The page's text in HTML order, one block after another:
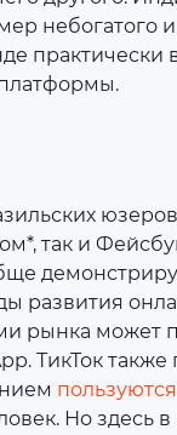
небогатого
практически
так и
развития
рынка может
ТикТок
пользуются
Но здесь в